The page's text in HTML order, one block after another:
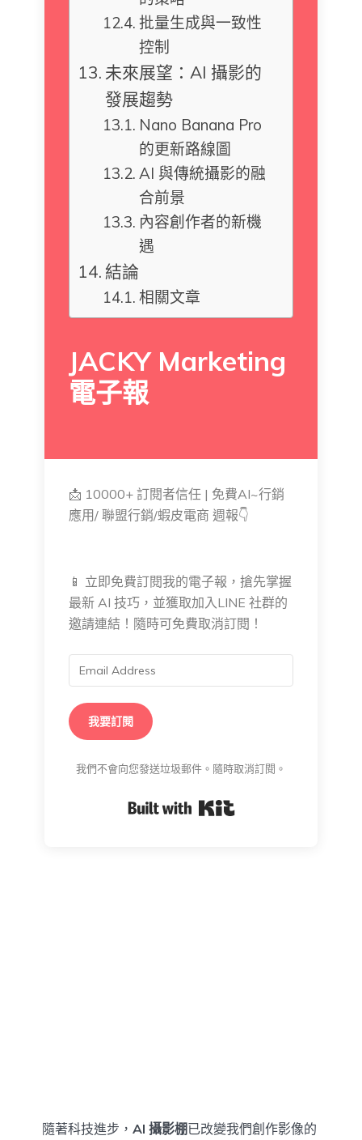
批量生成與一致性
控制
未來展望：AI 攝影的
發展趨勢
Nano Banana Pro
的更新路線圖
AI 與傳統攝影的融
合前景
內容創作者的新機
遇
結論
相關文章
JACKY Marketing
電子報
📩 10000+ 訂閱者信任 | 免費AI~行銷
應用/ 聯盟行銷/蝦皮電商 週報👇
📱 立即免費訂閱我的電子報，搶先掌握
最新 AI 技巧，並獲取加入LINE 社群的
邀請連結！隨時可免費取消訂閱！
我要訂閱
我們不會向您發送垃圾郵件。隨時取消訂閱。
隨著科技進步， AI 攝影棚已改變我們創作影像的